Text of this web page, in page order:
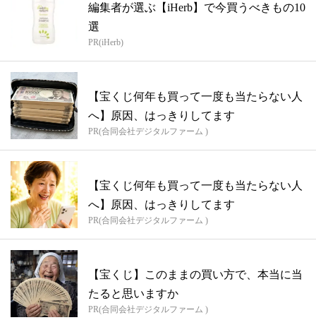
編集者が選ぶ【iHerb】で今買うべきもの10
選
PR(iHerb)
【宝くじ何年も買って一度も当たらない人
へ】原因、はっきりしてます
PR(合同会社デジタルファーム )
【宝くじ何年も買って一度も当たらない人
へ】原因、はっきりしてます
PR(合同会社デジタルファーム )
【宝くじ】このままの買い方で、本当に当
たると思いますか
PR(合同会社デジタルファーム )